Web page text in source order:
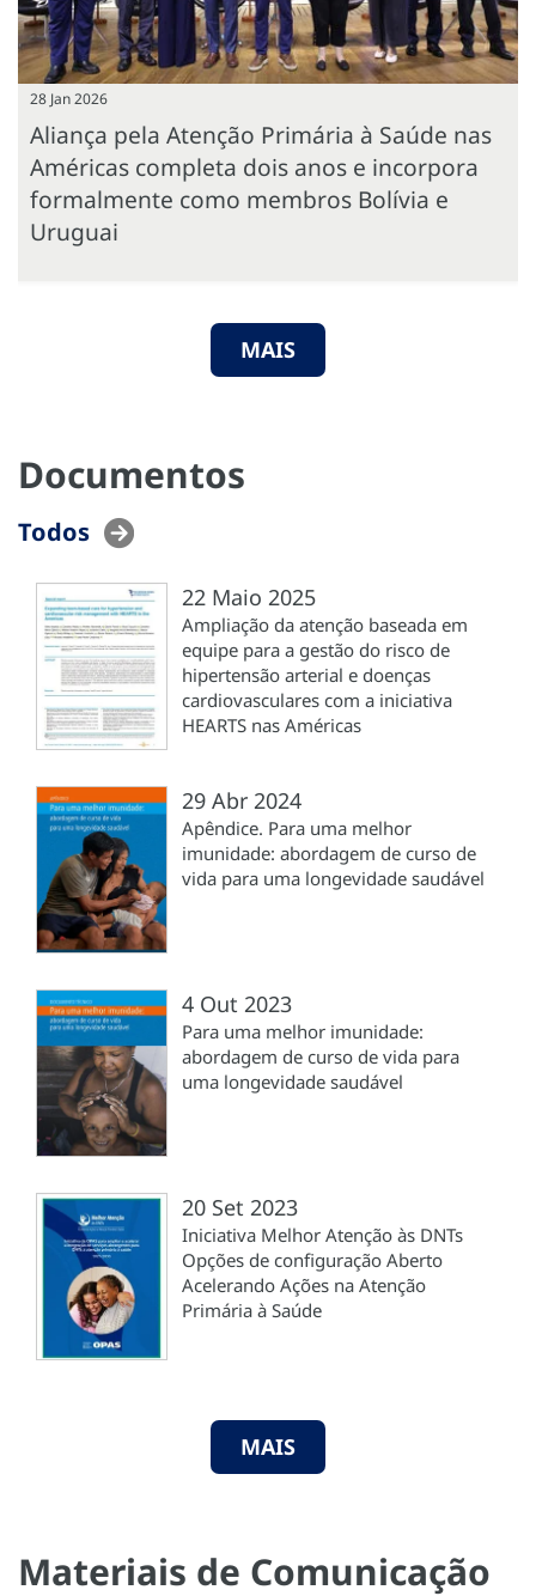
28 Jan 2026
Aliança pela Atenção Primária à Saúde nas
Américas completa dois anos e incorpora
formalmente como membros Bolívia e
Uruguai
MAIS
Documentos
Todos
22 Maio 2025
Ampliação da atenção baseada em
equipe para a gestão do risco de
hipertensão arterial e doenças
cardiovasculares com a iniciativa
HEARTS nas Américas
29 Abr 2024
Apêndice. Para uma melhor
imunidade: abordagem de curso de
vida para uma longevidade saudável
4 Out 2023
Para uma melhor imunidade:
abordagem de curso de vida para
uma longevidade saudável
20 Set 2023
Iniciativa Melhor Atenção às DNTs
Opções de configuração Aberto
Acelerando Ações na Atenção
Primária à Saúde
MAIS
Materiais de Comunicação